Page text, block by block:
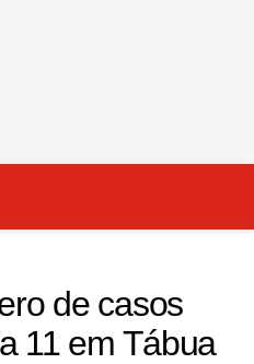
de casos
11 em Tábua